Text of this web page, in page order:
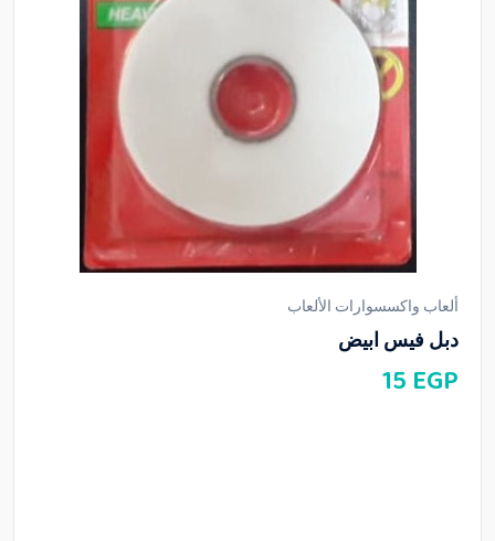
ألعاب واكسسوارات الألعاب
دبل فيس ابيض
15 EGP